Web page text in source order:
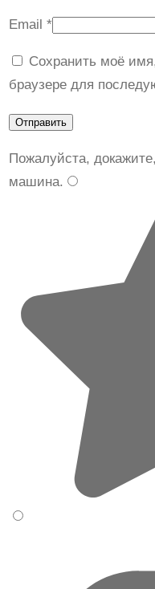
Email *
Сохранить моё
браузере для
Пожалуйста,
машина.